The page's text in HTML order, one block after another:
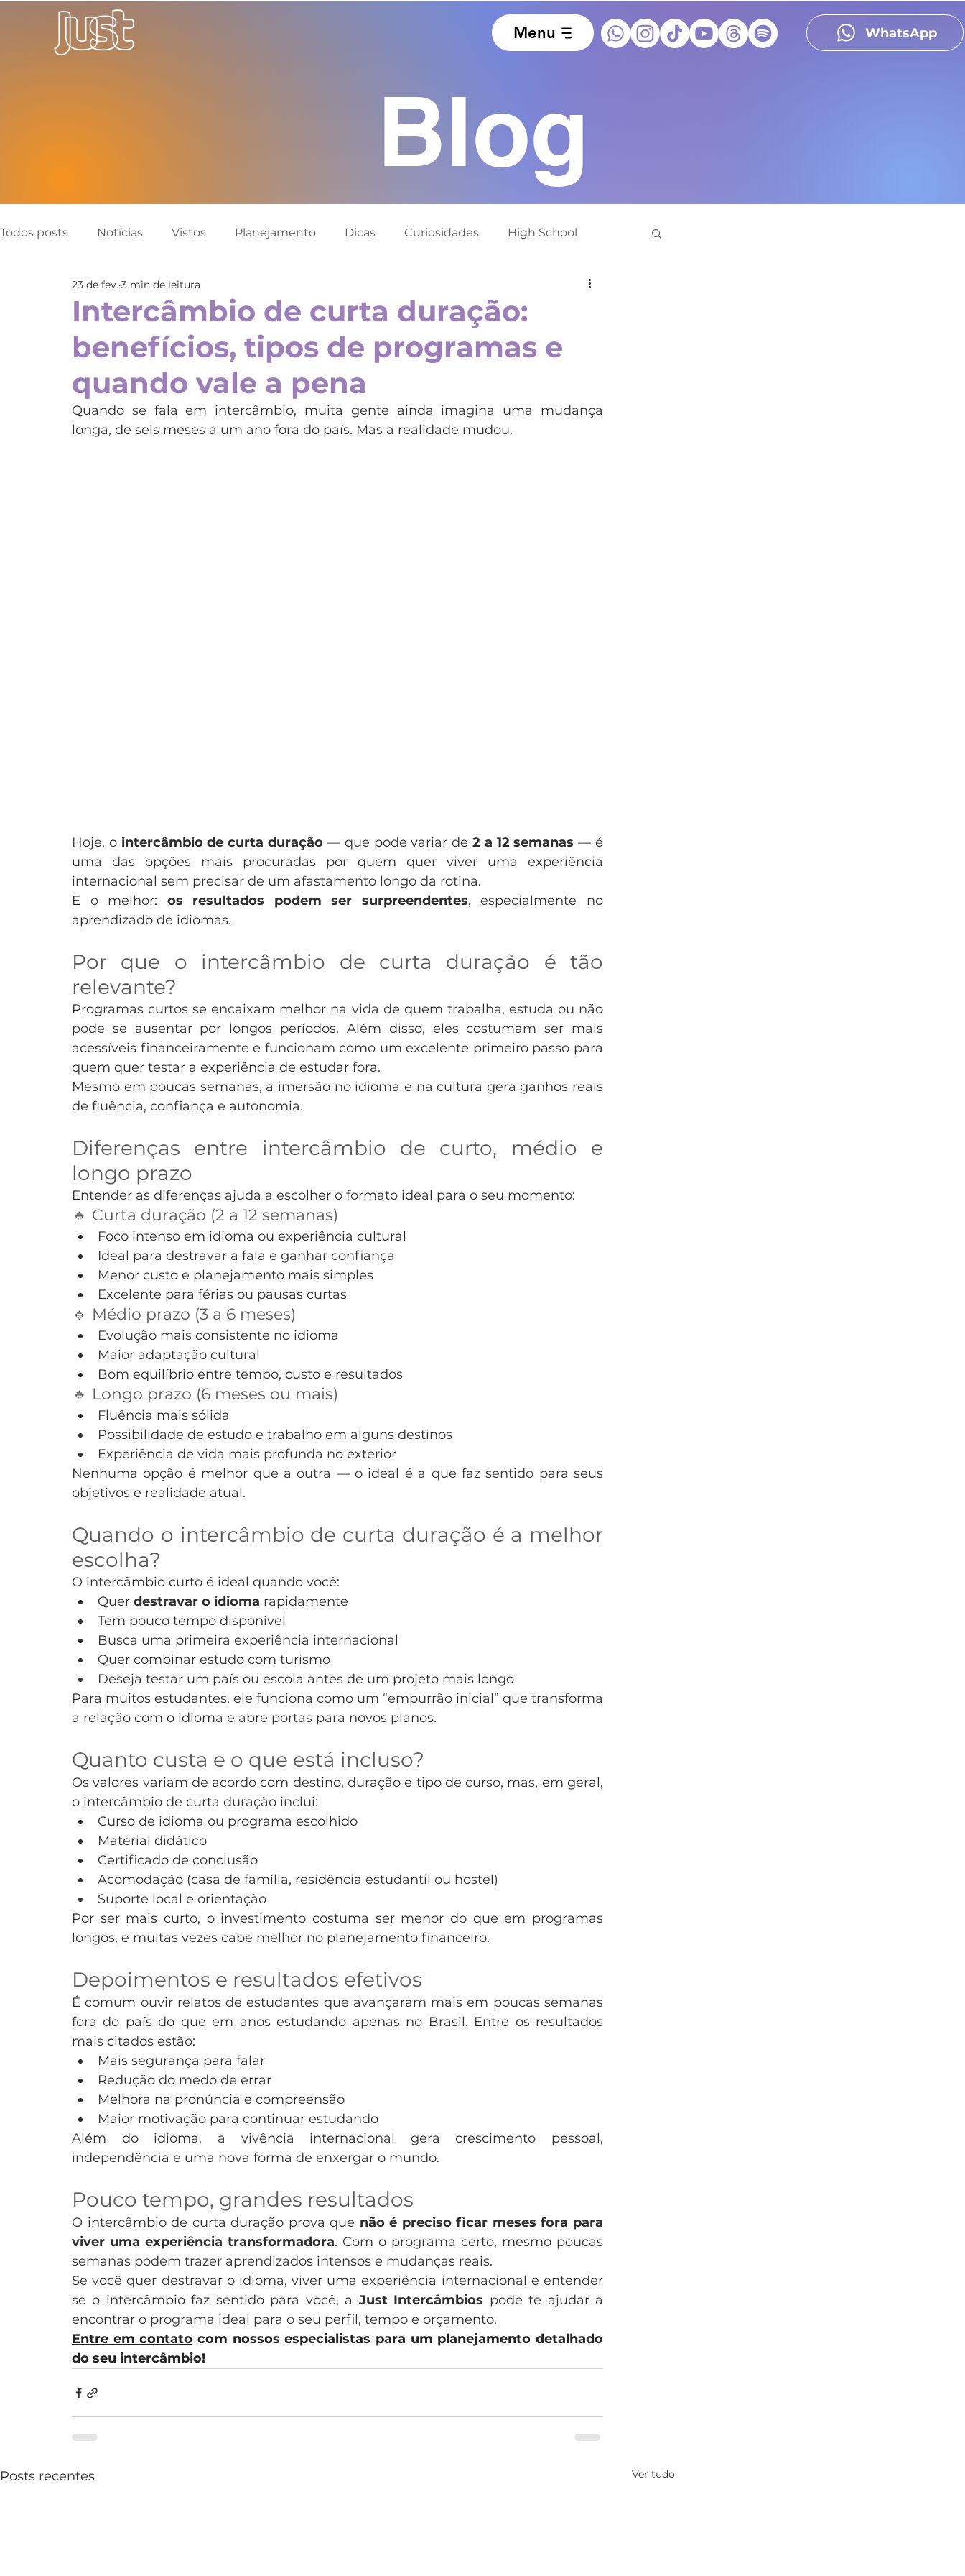
Menu WhatsApp
Blog
Todos posts Notícias Vistos Planejamento Dicas Curiosidades High School
Canadá Austrália Inglaterra Alemanha
Espanha Estados Unidos França Irlanda Itália Malta Nova Zelândia
Programas Teens Estudo e trabalho Profissionalizantes Japão Ensino superior
Intercâmbio de curta duração:
benefícios, tipos de programas e
quando vale a pena
23 de fev. 3 min de leitura
Quando se fala em intercâmbio, muita gente ainda imagina uma mudança
longa, de seis meses a um ano fora do país. Mas a realidade mudou.
Hoje, o intercâmbio de curta duração — que pode variar de 2 a 12 semanas — é
uma das opções mais procuradas por quem quer viver uma experiência
internacional sem precisar de um afastamento longo da rotina.
E o melhor: os resultados podem ser surpreendentes, especialmente no
aprendizado de idiomas.
Por que o intercâmbio de curta duração é tão
relevante?
Programas curtos se encaixam melhor na vida de quem trabalha, estuda ou não
pode se ausentar por longos períodos. Além disso, eles costumam ser mais
acessíveis financeiramente e funcionam como um excelente primeiro passo para
quem quer testar a experiência de estudar fora.
Mesmo em poucas semanas, a imersão no idioma e na cultura gera ganhos reais
de fluência, confiança e autonomia.
Diferenças entre intercâmbio de curto, médio e
longo prazo
Entender as diferenças ajuda a escolher o formato ideal para o seu momento:
🔹 Curta duração (2 a 12 semanas)
Foco intenso em idioma ou experiência cultural
Ideal para destravar a fala e ganhar confiança
Menor custo e planejamento mais simples
Excelente para férias ou pausas curtas
🔹 Médio prazo (3 a 6 meses)
Evolução mais consistente no idioma
Maior adaptação cultural
Bom equilíbrio entre tempo, custo e resultados
🔹 Longo prazo (6 meses ou mais)
Fluência mais sólida
Possibilidade de estudo e trabalho em alguns destinos
Experiência de vida mais profunda no exterior
Nenhuma opção é melhor que a outra — o ideal é a que faz sentido para seus
objetivos e realidade atual.
Quando o intercâmbio de curta duração é a melhor
escolha?
O intercâmbio curto é ideal quando você:
Quer destravar o idioma rapidamente
Tem pouco tempo disponível
Busca uma primeira experiência internacional
Quer combinar estudo com turismo
Deseja testar um país ou escola antes de um projeto mais longo
Para muitos estudantes, ele funciona como um “empurrão inicial” que transforma
a relação com o idioma e abre portas para novos planos.
Quanto custa e o que está incluso?
Os valores variam de acordo com destino, duração e tipo de curso, mas, em geral,
o intercâmbio de curta duração inclui:
Curso de idioma ou programa escolhido
Material didático
Certificado de conclusão
Acomodação (casa de família, residência estudantil ou hostel)
Suporte local e orientação
Por ser mais curto, o investimento costuma ser menor do que em programas
longos, e muitas vezes cabe melhor no planejamento financeiro.
Depoimentos e resultados efetivos
É comum ouvir relatos de estudantes que avançaram mais em poucas semanas
fora do país do que em anos estudando apenas no Brasil. Entre os resultados
mais citados estão:
Mais segurança para falar
Redução do medo de errar
Melhora na pronúncia e compreensão
Maior motivação para continuar estudando
Além do idioma, a vivência internacional gera crescimento pessoal,
independência e uma nova forma de enxergar o mundo.
Pouco tempo, grandes resultados
O intercâmbio de curta duração prova que não é preciso ficar meses fora para
viver uma experiência transformadora. Com o programa certo, mesmo poucas
semanas podem trazer aprendizados intensos e mudanças reais.
Se você quer destravar o idioma, viver uma experiência internacional e entender
se o intercâmbio faz sentido para você, a Just Intercâmbios pode te ajudar a
encontrar o programa ideal para o seu perfil, tempo e orçamento.
Entre em contato com nossos especialistas para um planejamento detalhado
do seu intercâmbio!
Posts recentes Ver tudo